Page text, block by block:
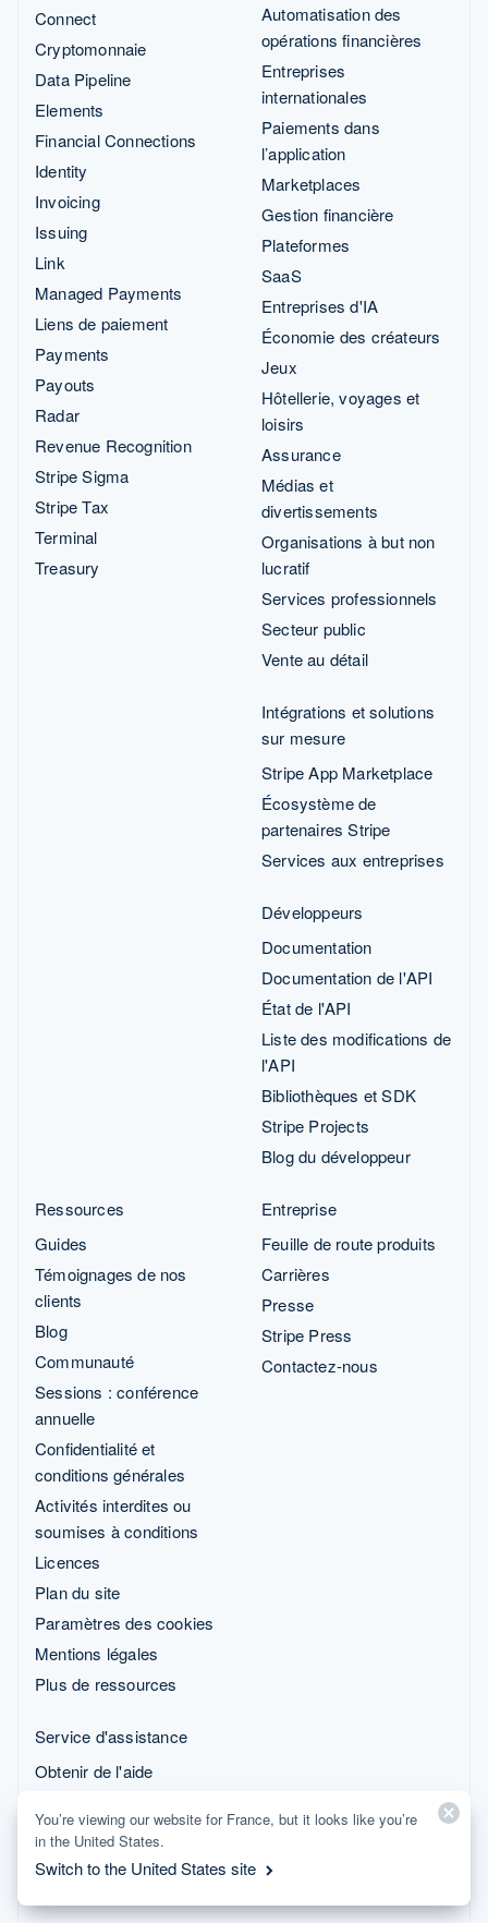
Connect
Cryptomonnaie
Data Pipeline
Elements
Financial Connections
Identity
Invoicing
Issuing
Link
Managed Payments
Liens de paiement
Payments
Payouts
Radar
Revenue Recognition
Stripe Sigma
Stripe Tax
Terminal
Treasury
Automatisation des
opérations financières
Entreprises
internationales
Paiements dans
l’application
Marketplaces
Gestion financière
Plateformes
SaaS
Entreprises d'IA
Économie des créateurs
Jeux
Hôtellerie, voyages et
loisirs
Assurance
Médias et
divertissements
Organisations à but non
lucratif
Services professionnels
Secteur public
Vente au détail
Intégrations et solutions
sur mesure
Stripe App Marketplace
Écosystème de
partenaires Stripe
Services aux entreprises
Développeurs
Documentation
Documentation de l'API
État de l'API
Liste des modifications de
l'API
Bibliothèques et SDK
Stripe Projects
Blog du développeur
Ressources
Guides
Témoignages de nos
clients
Blog
Communauté
Sessions : conférence
annuelle
Confidentialité et
conditions générales
Activités interdites ou
soumises à conditions
Licences
Plan du site
Paramètres des cookies
Mentions légales
Plus de ressources
Entreprise
Feuille de route produits
Carrières
Presse
Stripe Press
Contactez-nous
Service d'assistance
Obtenir de l'aide
© 2026 Stripe, LLC
You’re viewing our website for France, but it looks like you’re
in the United States.
Switch to the United States site